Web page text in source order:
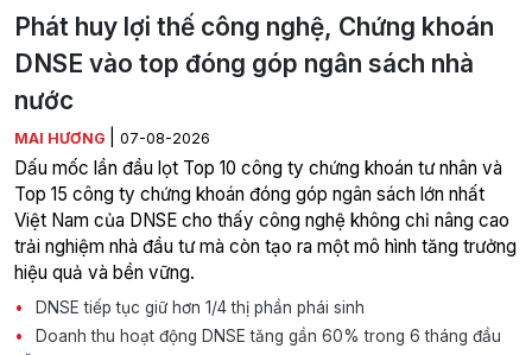
Phát huy lợi thế công nghệ, Chứng khoán
DNSE vào top đóng góp ngân sách nhà
nước
MAI HƯƠNG 07-08-2026
Dấu mốc lần đầu lọt Top 10 công ty chứng khoán tư nhân và
Top 15 công ty chứng khoán đóng góp ngân sách lớn nhất
Việt Nam của DNSE cho thấy công nghệ không chỉ nâng cao
trải nghiệm nhà đầu tư mà còn tạo ra một mô hình tăng trưởng
hiệu quả và bền vững.
DNSE tiếp tục giữ hơn 1/4 thị phần phái sinh
Doanh thu hoạt động DNSE tăng gần 60% trong 6 tháng đầu